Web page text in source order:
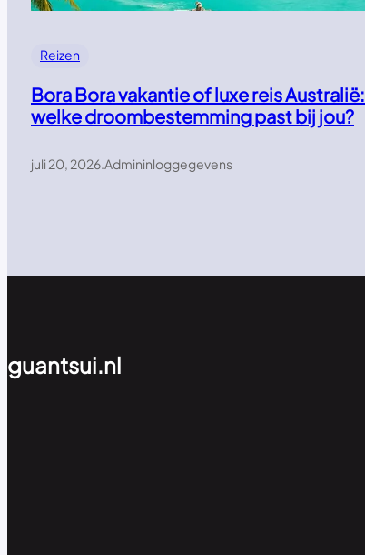
Reizen
Bora Bora vakantie of luxe reis Australië:
welke droombestemming past bij jou?
juli 20, 2026.Admininloggegevens
guantsui.nl